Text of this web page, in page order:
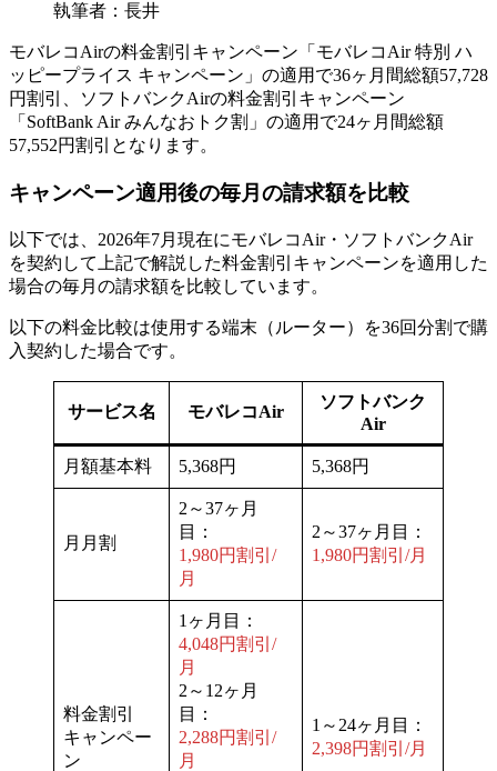
執筆者：長井
モバレコAirの料金割引キャンペーン「モバレコAir 特別 ハ
ッピープライス キャンペーン」の適用で36ヶ月間総額57,728
円割引、ソフトバンクAirの料金割引キャンペーン
「SoftBank Air みんなおトク割」の適用で24ヶ月間総額
57,552円割引となります。
キャンペーン適用後の毎月の請求額を比較
以下では、2026年7月現在にモバレコAir・ソフトバンクAir
を契約して上記で解説した料金割引キャンペーンを適用した
場合の毎月の請求額を比較しています。
以下の料金比較は使用する端末（ルーター）を36回分割で購
入契約した場合です。
サービス名 モバレコAir
ソフトバンク
Air
月額基本料 5,368円 5,368円
月月割
2～37ヶ月
目：
1,980円割引/
月
2～37ヶ月目：
1,980円割引/月
料金割引
キャンペー
ン
1ヶ月目：
4,048円割引/
月
2～12ヶ月
目：
2,288円割引/
月
1～24ヶ月目：
2,398円割引/月